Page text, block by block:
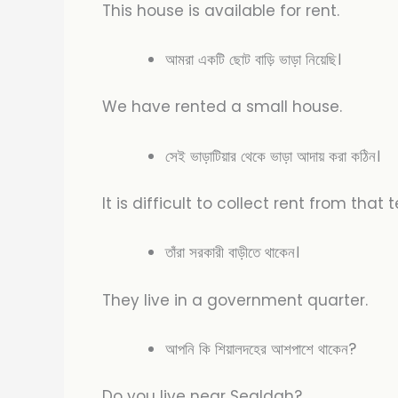
This house is available for rent.
আমরা একটি ছোট বাড়ি ভাড়া নিয়েছি।
We have rented a small house.
সেই ভাড়াটিয়ার থেকে ভাড়া আদায় করা কঠিন।
It is difficult to collect rent from that
তাঁরা সরকারী বাড়ীতে থাকেন।
They live in a government quarter.
আপনি কি শিয়ালদহের আশপাশে থাকেন?